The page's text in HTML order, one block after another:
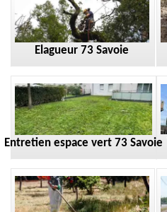
Elagueur 73 Savoie
Entretien espace vert 73 Savoie